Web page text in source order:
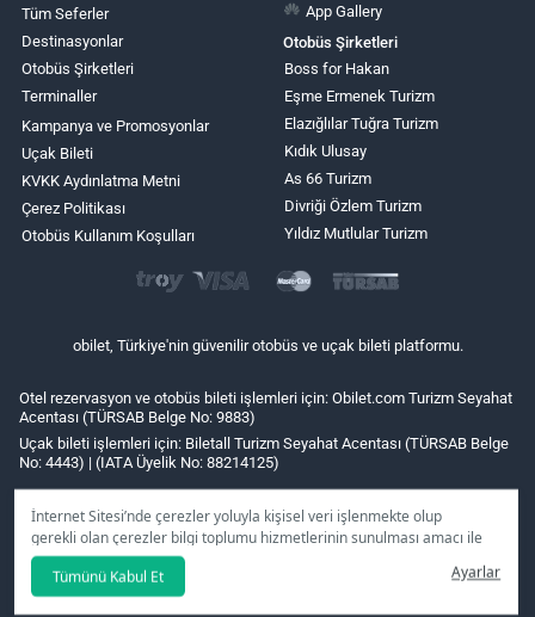
İnternet Sitesi’nde çerezler yoluyla kişisel veri işlenmekte olup
gerekli olan çerezler bilgi toplumu hizmetlerinin sunulması amacı ile
kullanılmaktadır. Tercihleriniz doğrultusunda size özel
kişiselleştirilmiş çerezleri ve özel kampanyaları
seçeneğine
tıklamanız halinde kullanımınıza sunamayacağız.
Tümünü Kabul Et Ayarlar
Tüm Seferler
Destinasyonlar
Otobüs Şirketleri
Terminaller
Kampanya ve Promosyonlar
Uçak Bileti
KVKK Aydınlatma Metni
Çerez Politikası
Otobüs Kullanım Koşulları
App Gallery
Otobüs Şirketleri
Boss for Hakan
Eşme Ermenek Turizm
Elazığlılar Tuğra Turizm
Kıdık Ulusay
As 66 Turizm
Divriği Özlem Turizm
Yıldız Mutlular Turizm
obilet, Türkiye'nin güvenilir otobüs ve uçak bileti platformu.
Otel rezervasyon ve otobüs bileti işlemleri için: Obilet.com Turizm Seyahat
Acentası (TÜRSAB Belge No: 9883)
Uçak bileti işlemleri için: Biletall Turizm Seyahat Acentası (TÜRSAB Belge
No: 4443) | (IATA Üyelik No: 88214125)